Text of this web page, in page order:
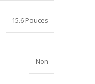
15.6 Pouces
Non